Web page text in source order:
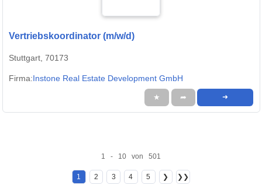
Vertriebskoordinator (m/w/d)
Stuttgart, 70173
Firma:Instone Real Estate Development GmbH
★ ➦ ➜
1 - 10 von 501
1 2 3 4 5 ❯ ❯❯